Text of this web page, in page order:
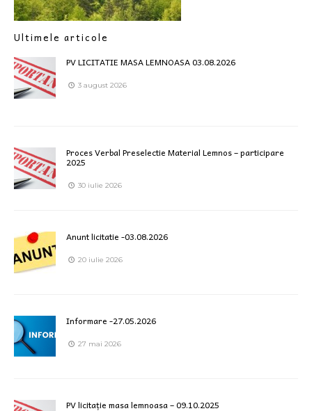
Ultimele articole
PV LICITATIE MASA LEMNOASA 03.08.2026
3 august 2026
Proces Verbal Preselectie Material Lemnos – participare
2025
30 iulie 2026
Anunt licitatie -03.08.2026
20 iulie 2026
Informare -27.05.2026
27 mai 2026
PV licitație masa lemnoasa – 09.10.2025